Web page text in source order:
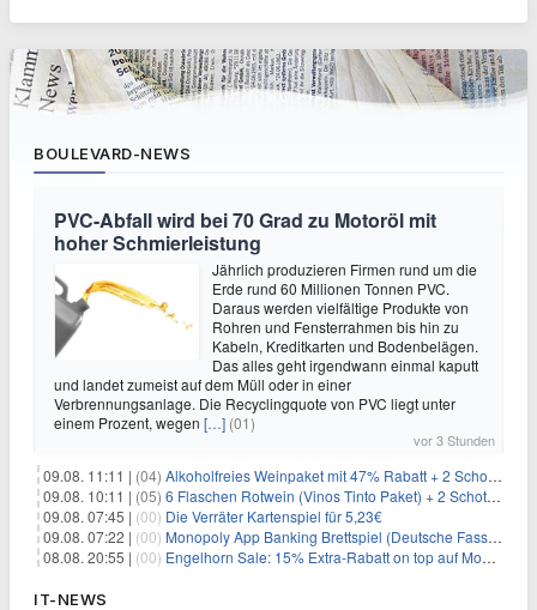
BOULEVARD-NEWS
PVC-Abfall wird bei 70 Grad zu Motoröl mit
hoher Schmierleistung
Jährlich produzieren Firmen rund um die
Erde rund 60 Millionen Tonnen PVC.
Daraus werden vielfältige Produkte von
Rohren und Fensterrahmen bis hin zu
Kabeln, Kreditkarten und Bodenbelägen.
Das alles geht irgendwann einmal kaputt
und landet zumeist auf dem Müll oder in einer
Verbrennungsanlage. Die Recyclingquote von PVC liegt unter
einem Prozent, wegen […] (01)
vor 3 Stunden
09.08. 11:11 | (04) Alkoholfreies Weinpaket mit 47% Rabatt + 2 Schott Zwiesel Gläser GRATIS für 29,99€
09.08. 10:11 | (05) 6 Flaschen Rotwein (Vinos Tinto Paket) + 2 Schott Zwiesel Gläser für 25,99€ inkl. Versand
09.08. 07:45 | (00) Die Verräter Kartenspiel für 5,23€
09.08. 07:22 | (00) Monopoly App Banking Brettspiel (Deutsche Fassung) für 9,84€
08.08. 20:55 | (00) Engelhorn Sale: 15% Extra-Rabatt on top auf Mode- und Sport-Artikel
IT-NEWS